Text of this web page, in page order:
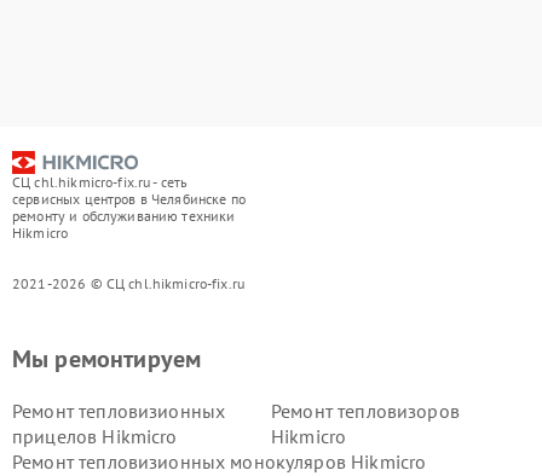
СЦ chl.hikmicro-fix.ru - сеть
сервисных центров в Челябинске по
ремонту и обслуживанию техники
Hikmicro
2021-2026 © СЦ chl.hikmicro-fix.ru
Мы ремонтируем
Ремонт тепловизионных
прицелов Hikmicro
Ремонт тепловизоров
Hikmicro
Ремонт тепловизионных монокуляров Hikmicro